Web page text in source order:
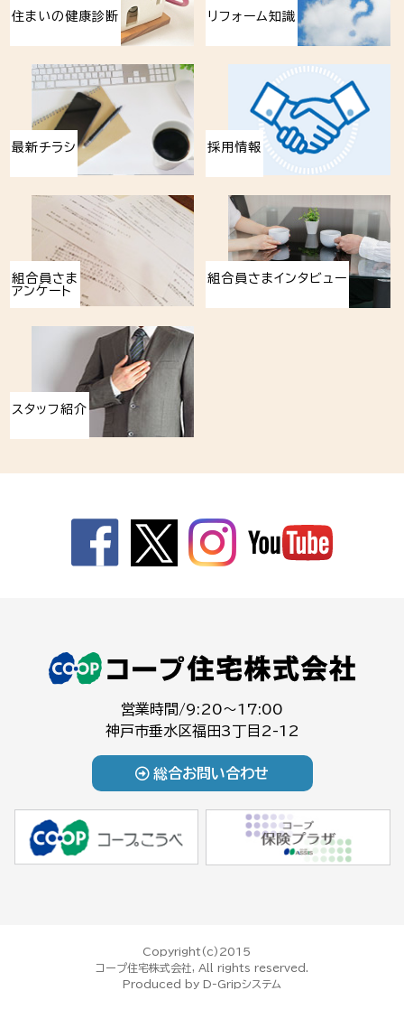
住まいの健康診断 リフォーム知識
最新チラシ 採用情報
組合員さま
アンケート
組合員さまインタビュー
スタッフ紹介
営業時間/9:20～17:00
神戸市垂水区福田3丁目2-12
総合お問い合わせ
Copyright(c)2015
コープ住宅株式会社, All rights reserved.
Produced by D-Gripシステム